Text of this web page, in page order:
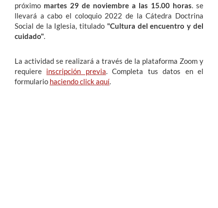
próximo martes 29 de noviembre a las 15.00 horas . se
llevará a cabo el coloquio 2022 de la Cátedra Doctrina
Social de la Iglesia, titulado "Cultura del encuentro y del
cuidado"
La actividad se realizará a través de la plataforma Zoom y
requiere inscripción previa . Completa tus datos en el
formulario haciendo click aquí